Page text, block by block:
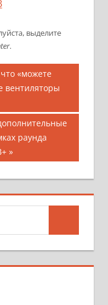
выделите
.
«можете
вентиляторы
раунда